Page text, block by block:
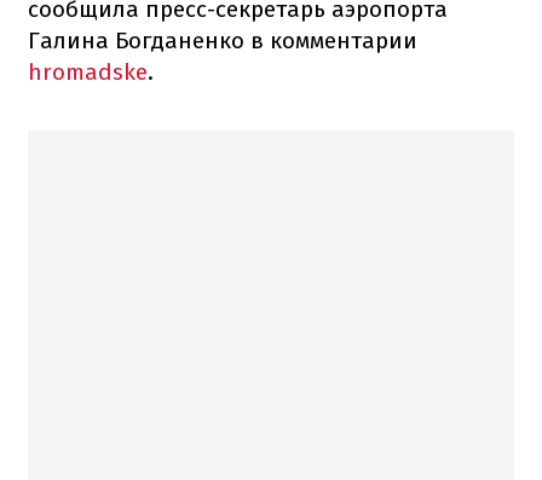
сообщила пресс-секретарь аэропорта
Галина Богданенко в комментарии
hromadske.